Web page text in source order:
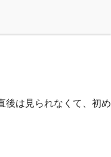
後は見られなくて、初め